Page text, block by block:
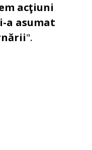
acţiuni
a asumat
".